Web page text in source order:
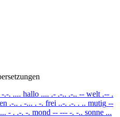
.-. .... hallo .... .- .-.. .-.. -- welt .-- .
.-.. . -... . -. frei ..-. .-. . .. mutig --
... - . .-. -. mond -- --- -. -.. sonne ...